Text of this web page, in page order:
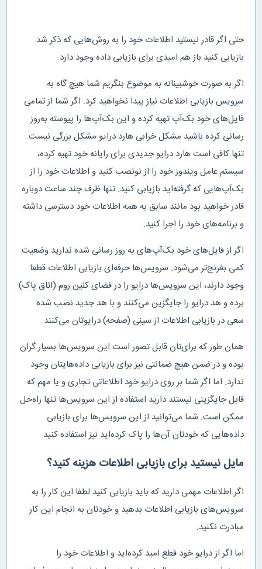
حتی اگر قادر نیستید اطلاعات خود را به روش‌هایی که ذکر شد
بازیابی کنید باز هم امیدی برای بازیابی داده وجود دارد.
اگر به صورت خوشبینانه به موضوع بنگریم شما هیچ گاه به
سرویس بازیابی اطلاعات نیاز پیدا نخواهید کرد. اگر شما از تمامی
فایل‌های خود بک‌آپ تهیه کرده و این بک‌آپ‌ها را پیوسته به‌روز
رسانی کرده باشید مشکل خرابی هارد درایو مشکل بزرگی نیست.
تنها کافی است هارد درایو جدیدی برای رایانه خود تهیه کرده،
سیستم عامل ویندوز خود را از نونصب کنید و اطلاعات خود را از
بک‌آپ‌هایی که گرفته‌اید بازیابی کنید. تنها ظرف چند ساعت دوباره
قادر خواهید بود مانند سابق به همه اطلاعات خود دسترسی داشته
و برنامه‌های خود را اجرا کنید.
اگر از فایل‌های خود بک‌آپ‌های به روز رسانی شده ندارید وضعیت
کمی بغرنج‌تر می‌شود. سرویس‌ها حرفه‌ای بازیابی اطلاعات قطعا
وجود دارند، این سرویس‌ها درایو را در فضای کلین روم (اتاق پاک)
برده و هد درایو را جایگزین می‌کنند و با هد جدید نصب شده
سعی در بازیابی اطلاعات‌ از سینی (صفحه) درایوتان می‌کنند.
همان طور که برای‌تان قابل تصور است این سرویس‌ها بسیار گران
بوده و در ضمن هیچ ضمانتی نیز برای بازیابی داده‌هایتان وجود
ندارد. اما اگر شما بر روی درایو خود اطلاعاتی تجاری و یا مهم که
قابل جایگزینی نیستند دارید استفاده از این سرویس‌ها تنها راه‌حل
ممکن است. شما می‌توانید از این سرویس‌ها برای بازیابی
داده‌هایی که خودتان آن‌ها را پاک کرده‌اید نیز استفاده کنید.
مایل نیستید برای بازیابی اطلاعات هزینه کنید؟
اگر اطلاعات مهمی دارید که باید بازیابی کنید لطفا این کار را به
سرویس‌های بازیابی اطلاعات بدهید و خودتان به انجام این کار
مبادرت نکنید.
اما اگر از درایو خود قطع امید کرده‌اید و اطلاعات خود را